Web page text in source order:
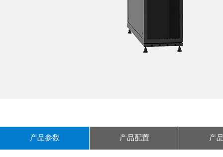
产品参数 产品配置 产